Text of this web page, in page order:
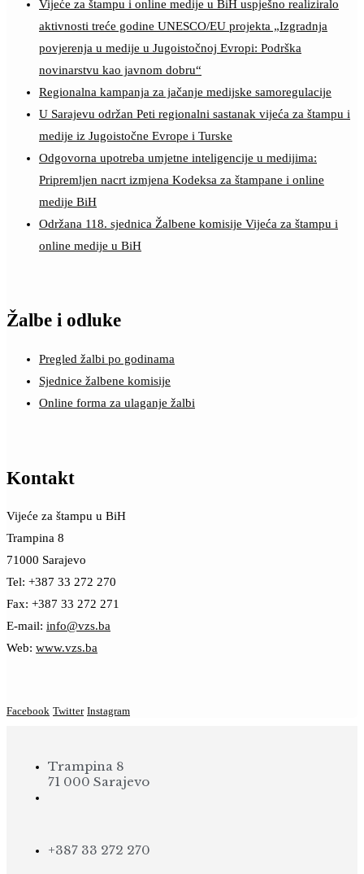
Vijeće za štampu i online medije u BiH uspješno realiziralo
aktivnosti treće godine UNESCO/EU projekta „Izgradnja
povjerenja u medije u Jugoistočnoj Evropi: Podrška
novinarstvu kao javnom dobru“
Regionalna kampanja za jačanje medijske samoregulacije
U Sarajevu održan Peti regionalni sastanak vijeća za štampu i
medije iz Jugoistočne Evrope i Turske
Odgovorna upotreba umjetne inteligencije u medijima:
Pripremljen nacrt izmjena Kodeksa za štampane i online
medije BiH
Održana 118. sjednica Žalbene komisije Vijeća za štampu i
online medije u BiH
Žalbe i odluke
Pregled žalbi po godinama
Sjednice žalbene komisije
Online forma za ulaganje žalbi
Kontakt
Vijeće za štampu u BiH
Trampina 8
71000 Sarajevo
Tel: +387 33 272 270
Fax: +387 33 272 271
E-mail: info@vzs.ba
Web: www.vzs.ba
Facebook Twitter Instagram
Trampina 8
71 000 Sarajevo
+387 33 272 270